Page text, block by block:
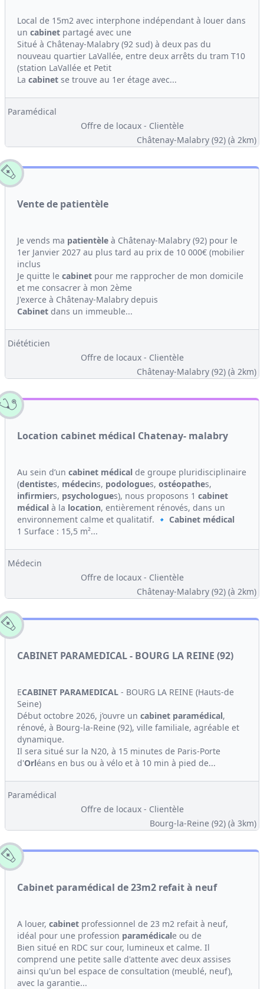
Local de 15m2 avec interphone indépendant à louer dans
un cabinet partagé avec une
Situé à Châtenay-Malabry (92 sud) à deux pas du
nouveau quartier LaVallée, entre deux arrêts du tram T10
(station LaVallée et Petit
La cabinet se trouve au 1er étage avec...
Paramédical
Offre de locaux - Clientèle
Châtenay-Malabry (92) (à 2km)
Vente de patientèle
Je vends ma patientèle à Châtenay-Malabry (92) pour le
1er Janvier 2027 au plus tard au prix de 10 000€ (mobilier
inclus
Je quitte le cabinet pour me rapprocher de mon domicile
et me consacrer à mon 2ème
J'exerce à Châtenay-Malabry depuis
Cabinet dans un immeuble...
Diététicien
Offre de locaux - Clientèle
Châtenay-Malabry (92) (à 2km)
Location cabinet médical Chatenay- malabry
Au sein d’un cabinet médical de groupe pluridisciplinaire
(dentistes, médecins, podologues, ostéopathes,
infirmiers, psychologues), nous proposons 1 cabinet
médical à la location, entièrement rénovés, dans un
environnement calme et qualitatif. 🔹 Cabinet médical
1 Surface : 15,5 m²...
Médecin
Offre de locaux - Clientèle
Châtenay-Malabry (92) (à 2km)
CABINET PARAMEDICAL - BOURG LA REINE (92)
ECABINET PARAMEDICAL - BOURG LA REINE (Hauts-de
Seine)
Début octobre 2026, j’ouvre un cabinet paramédical,
rénové, à Bourg-la-Reine (92), ville familiale, agréable et
dynamique.
Il sera situé sur la N20, à 15 minutes de Paris-Porte
d'Orléans en bus ou à vélo et à 10 min à pied de...
Paramédical
Offre de locaux - Clientèle
Bourg-la-Reine (92) (à 3km)
Cabinet paramédical de 23m2 refait à neuf
A louer, cabinet professionnel de 23 m2 refait à neuf,
idéal pour une profession paramédicale ou de
Bien situé en RDC sur cour, lumineux et calme. Il
comprend une petite salle d'attente avec deux assises
ainsi qu'un bel espace de consultation (meublé, neuf),
avec la garantie...